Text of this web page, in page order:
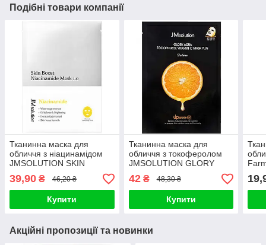
Подібні товари компанії
Тканинна маска для
обличчя з ніацинамідом
JMSOLUTION SKIN
BOOST NIACINAMIDE
MASK 1.0
39,90 ₴ 46,20 ₴
Купити
Тканинна маска для
обличчя з токоферолом
JMSOLUTION GLORY
AQUA TOCOPHEROL
VITAMIN C MASK PLUS
42₴ 48,30 ₴
Купити
Акційні пропозиції та новинки